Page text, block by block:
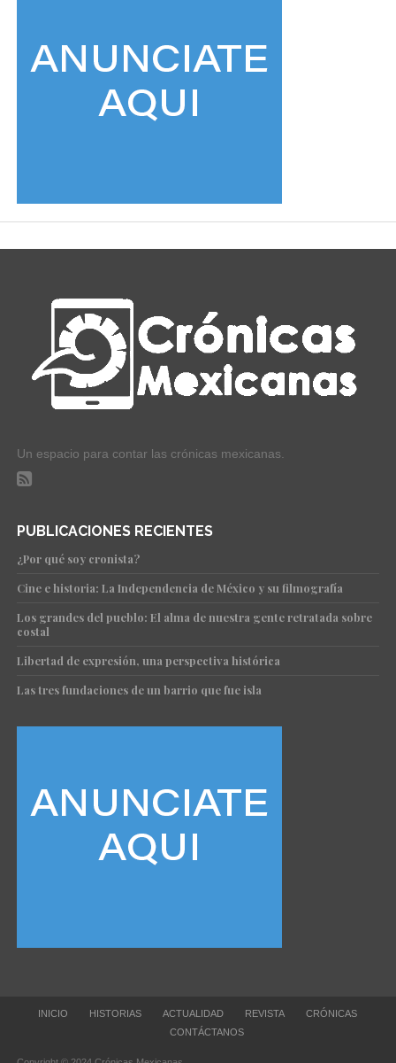
Un espacio para contar las crónicas mexicanas.
PUBLICACIONES RECIENTES
¿Por qué soy cronista?
Cine e historia: La Independencia de México y su filmografía
Los grandes del pueblo: El alma de nuestra gente retratada sobre
costal
Libertad de expresión, una perspectiva histórica
Las tres fundaciones de un barrio que fue isla
INICIO HISTORIAS ACTUALIDAD REVISTA
CRÓNICAS
CONTÁCTANOS